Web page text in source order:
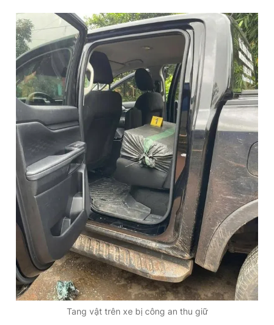
Đọc Thanh Niên trên điện thoại
Theo dõi báo trên
Hotline
0906 645 777
Liên hệ quảng cáo
0908 780 404
Đặt báo Quảng cáo RSS Tòa soạn Chính sách bảo
Tổng biên tập: Nguyễn Ngọc Toàn
Phó tổng biên tập thường trực: Hải Thành
Phó tổng biên tập: Lâm Hiếu Dũng
Phó tổng biên tập: Trần Việt Hưng
Tổng thư ký tòa soạn: Đức Trung
Giấy phép xuất bản số 110/GP - BTTTT cấp ngày 24.3.2020
Tang vật trên xe bị công an thu giữ